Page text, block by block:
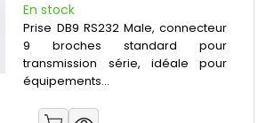
En stock
Prise DB9 RS232 Male, connecteur
9 broches standard pour
transmission série, idéale pour
équipements...